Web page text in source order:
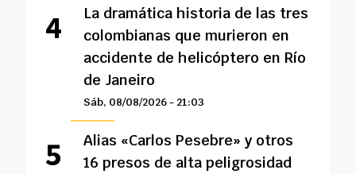
La dramática historia de las tres
colombianas que murieron en
accidente de helicóptero en Río
de Janeiro
Sáb, 08/08/2026 - 21:03
Alias «Carlos Pesebre» y otros
16 presos de alta peligrosidad